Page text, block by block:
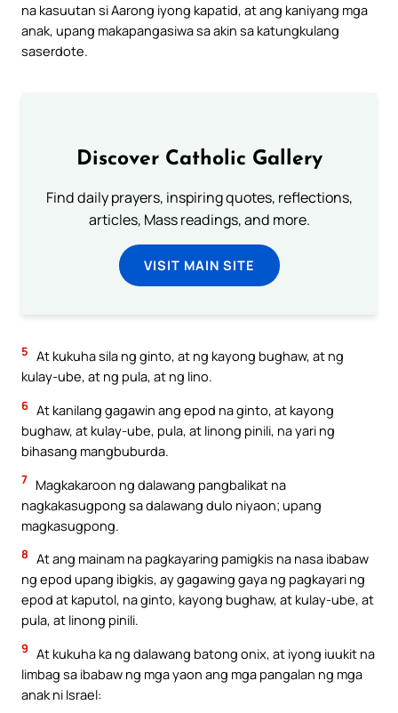
na kasuutan si Aarong iyong kapatid, at ang kaniyang mga
anak, upang makapangasiwa sa akin sa katungkulang
saserdote.
Discover Catholic Gallery
Find daily prayers, inspiring quotes, reflections,
articles, Mass readings, and more.
VISIT MAIN SITE
5 At kukuha sila ng ginto, at ng kayong bughaw, at ng
kulay-ube, at ng pula, at ng lino.
6 At kanilang gagawin ang epod na ginto, at kayong
bughaw, at kulay-ube, pula, at linong pinili, na yari ng
bihasang mangbuburda.
7 Magkakaroon ng dalawang pangbalikat na
nagkakasugpong sa dalawang dulo niyaon; upang
magkasugpong.
8 At ang mainam na pagkayaring pamigkis na nasa ibabaw
ng epod upang ibigkis, ay gagawing gaya ng pagkayari ng
epod at kaputol, na ginto, kayong bughaw, at kulay-ube, at
pula, at linong pinili.
9 At kukuha ka ng dalawang batong onix, at iyong iuukit na
limbag sa ibabaw ng mga yaon ang mga pangalan ng mga
anak ni Israel: